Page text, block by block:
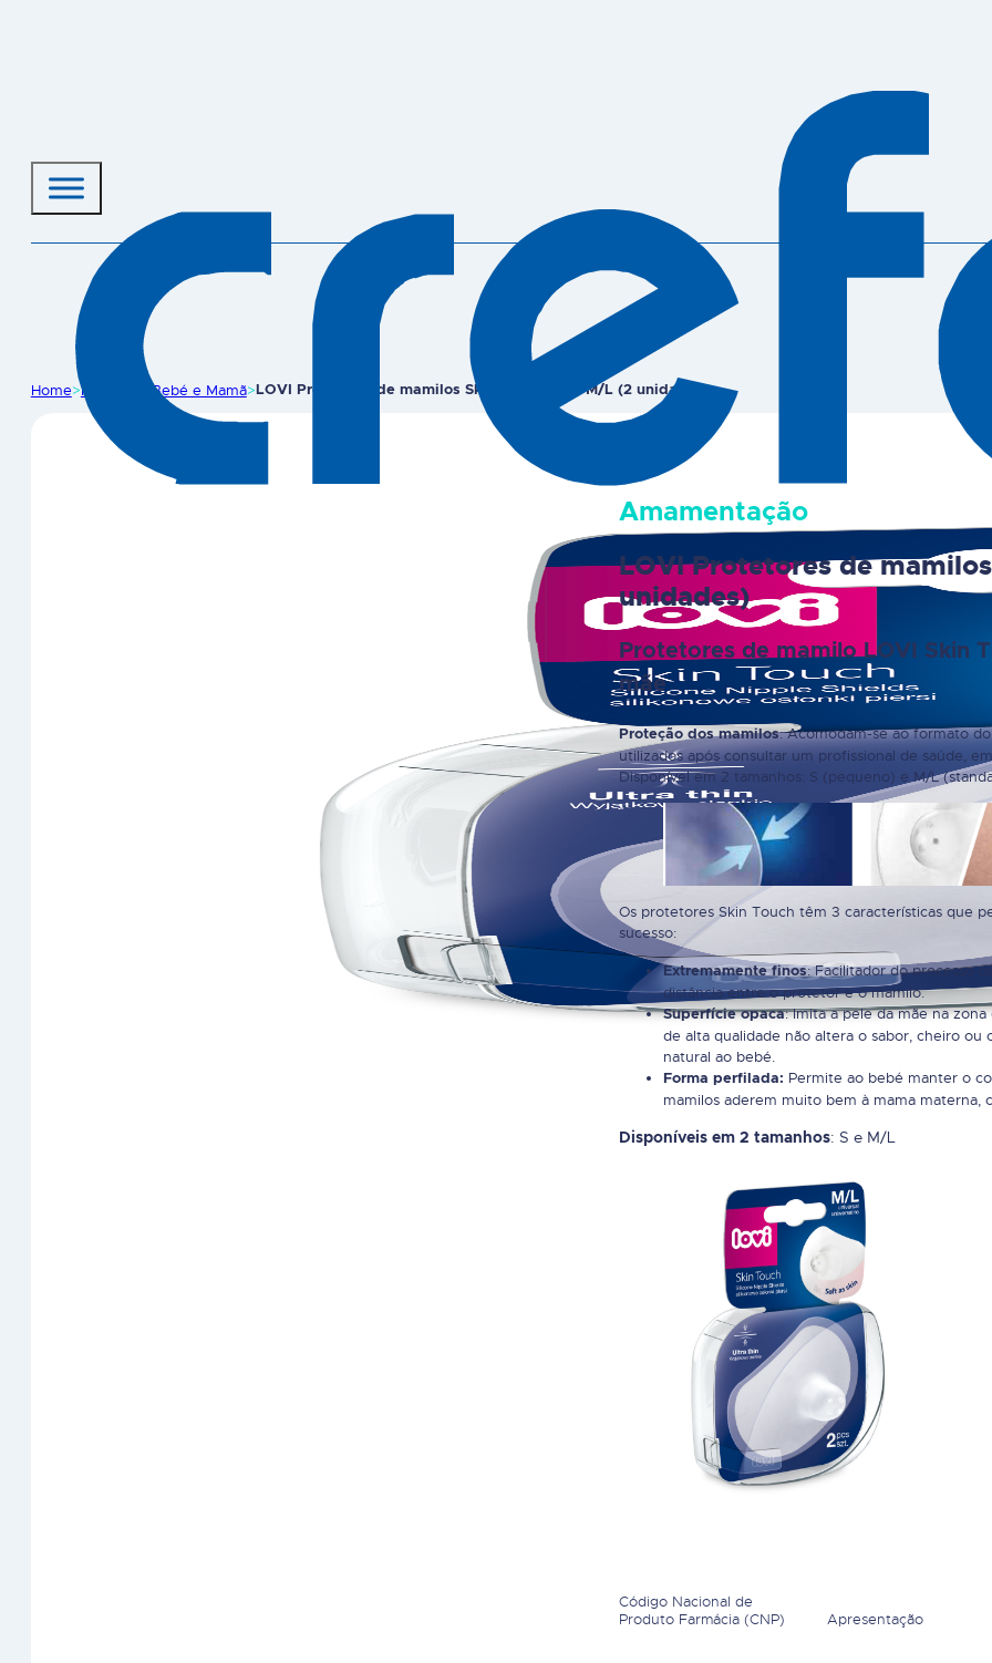
Home>Produtos Bebé e Mamã> LOVI Protetores de mamilos Skin Touch – S e M/L (2 unidades)
Amamentação
LOVI Protetores de
unidades)
Protetores de mamilo LOVI Skin
mãe
Proteção dos mamilos: Acomodam-se ao formato
utilizados após consultar um profissional de saúde,
Disponível em 2 tamanhos: S (pequeno) e M/L
Os protetores Skin Touch têm 3 características que
sucesso:
Extremamente finos: Facilitador do processo
distância entre o protetor e o mamilo.
Superfície opaca: Imita a pele da mãe na
de alta qualidade não altera o sabor, cheiro
natural ao bebé.
Forma perfilada: Permite ao bebé manter o
mamilos aderem muito bem à mama
Disponíveis em 2 tamanhos: S e M/L
Código Nacional de
Produto Farmácia (CNP)
Apresentação